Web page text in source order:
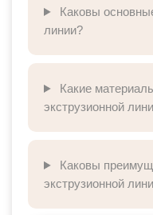
Каковы
линии?
Какие
экструзионной
Каковы
экструзионной